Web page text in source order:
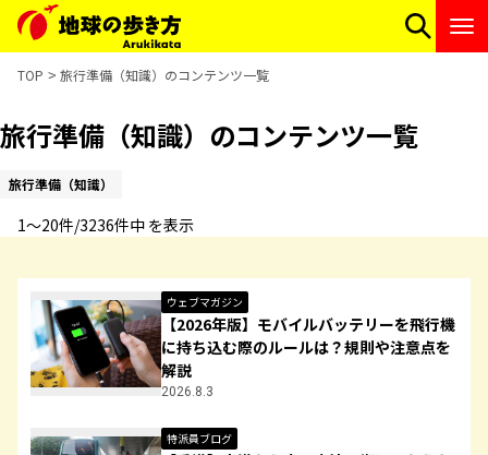
TOP 旅行準備（知識）のコンテンツ一覧
旅行準備（知識）のコンテンツ一覧
旅行準備（知識）
1〜20件/3236件中 を表示
ウェブマガジン
【2026年版】モバイルバッテリーを飛行機
に持ち込む際のルールは？規則や注意点を
解説
2026.8.3
特派員ブログ